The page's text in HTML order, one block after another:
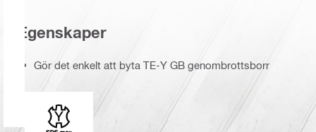
Egenskaper
Gör det enkelt att byta TE-Y GB genombrottsborr
Fäste